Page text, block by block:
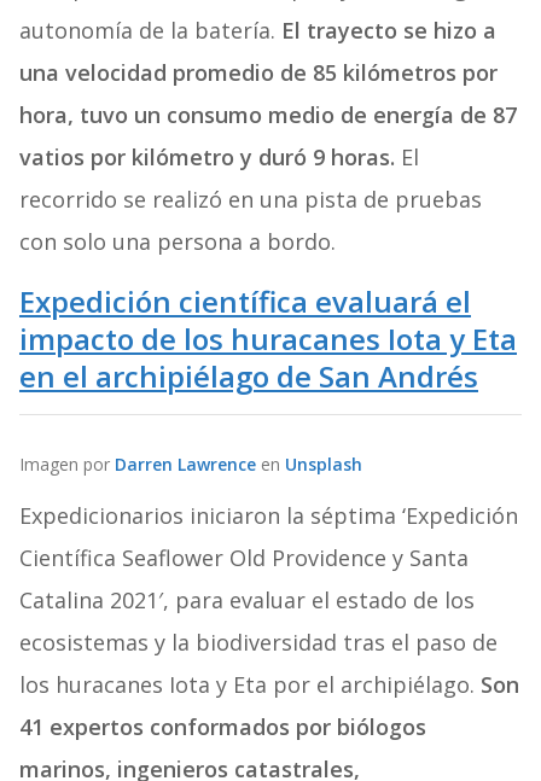
autonomía de la batería. El trayecto se hizo a
una velocidad promedio de 85 kilómetros por
hora, tuvo un consumo medio de energía de 87
vatios por kilómetro y duró 9 horas. El
recorrido se realizó en una pista de pruebas
con solo una persona a bordo.
Expedición científica evaluará el
impacto de los huracanes Iota y Eta
en el archipiélago de San Andrés
Imagen por Darren Lawrenceen Unsplash
Expedicionarios iniciaron la séptima ‘Expedición
Científica Seaflower Old Providence y Santa
Catalina 2021′, para evaluar el estado de los
ecosistemas y la biodiversidad tras el paso de
los huracanes Iota y Eta por el archipiélago. Son
41 expertos conformados por biólogos
marinos, ingenieros catastrales,